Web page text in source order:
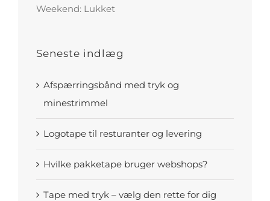
Weekend: Lukket
Seneste indlæg
Afspærringsbånd med tryk og
minestrimmel
Logotape til resturanter og levering
Hvilke pakketape bruger webshops?
Tape med tryk – vælg den rette for dig